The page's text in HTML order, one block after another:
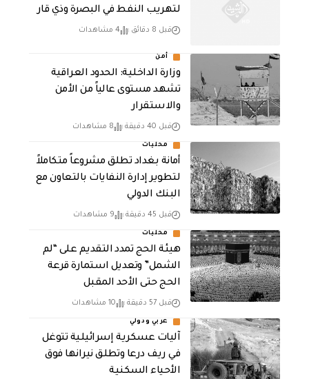
لتهريب النفط في البصرة وذي قار
قبل 8 دقائق 4 مشاهدات
أمن
وزارة الداخلية: الحدود العراقية
تشهد مستوى عالياً من الأمن
والاستقرار
قبل 40 دقيقة 8 مشاهدات
محليات
أمانة بغداد تطلق مشروعاً متكاملاً
لتطوير إدارة النفايات بالتعاون مع
البنك الدولي
قبل 45 دقيقة 9 مشاهدات
محليات
هيئة الحج تمدد التقديم على “لم
الشمل” وتعديل استمارة قرعة
الحج حتى الأحد المقبل
قبل 57 دقيقة 10 مشاهدات
عربي ودولي
آليات عسكرية إسرائيلية تتوغل
في ريف درعا وتطلق نيرانها فوق
الأحياء السكنية